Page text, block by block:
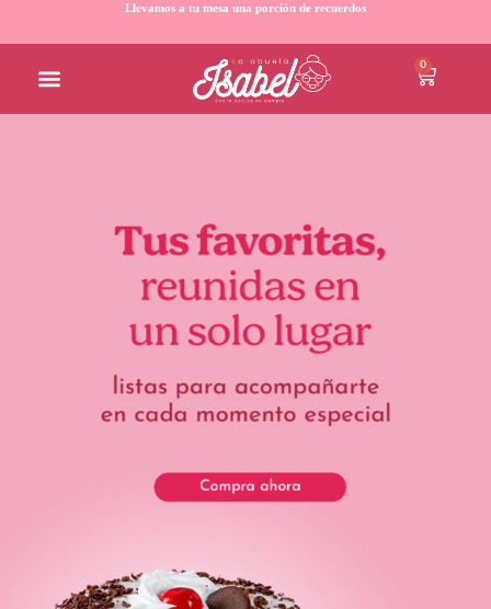
Llevamos a tu mesa una porción de recuerdos
0